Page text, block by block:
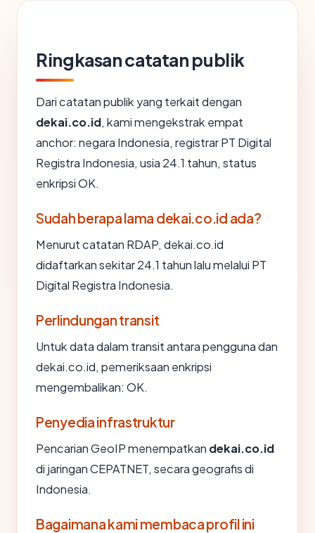
Ringkasan catatan publik
Dari catatan publik yang terkait dengan
dekai.co.id, kami mengekstrak empat
anchor: negara Indonesia, registrar PT Digital
Registra Indonesia, usia 24.1 tahun, status
enkripsi OK.
Sudah berapa lama dekai.co.id ada?
Menurut catatan RDAP, dekai.co.id
didaftarkan sekitar 24.1 tahun lalu melalui PT
Digital Registra Indonesia.
Perlindungan transit
Untuk data dalam transit antara pengguna dan
dekai.co.id, pemeriksaan enkripsi
mengembalikan: OK.
Penyedia infrastruktur
Pencarian GeoIP menempatkan dekai.co.id
di jaringan CEPATNET, secara geografis di
Indonesia.
Bagaimana kami membaca profil ini